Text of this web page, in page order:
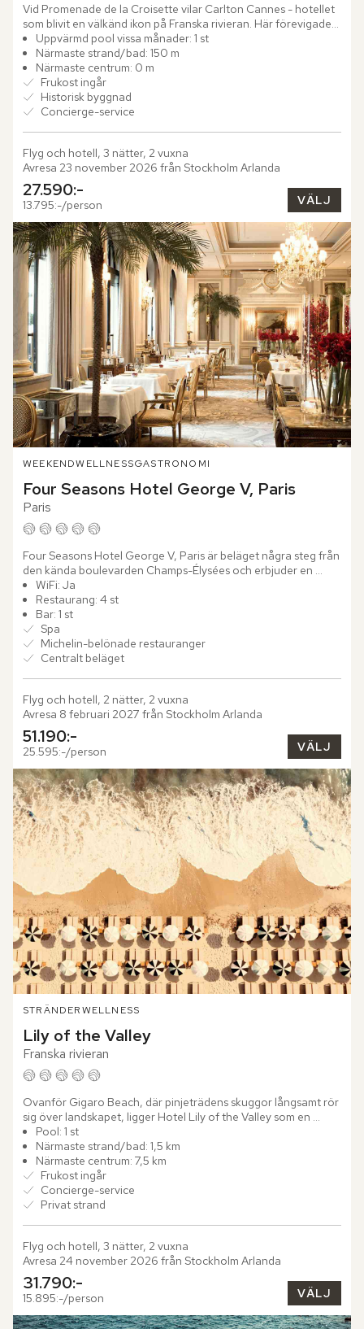
Vid Promenade de la Croisette vilar Carlton Cannes - hotellet
som blivit en välkänd ikon på Franska rivieran. Här förevigades
Grace Kelly och Cary Grants första filmkyss i Alfred...
Uppvärmd pool vissa månader: 1 st
Närmaste strand/bad: 150 m
Närmaste centrum: 0 m
Frukost ingår
Historisk byggnad
Concierge-service
Flyg och hotell, 3 nätter, 2 vuxna
Avresa 23 november 2026 från Stockholm Arlanda
27.590:-
13.795:-/person VÄLJ
WEEKENDWELLNESSGASTRONOMI
Four Seasons Hotel George V, Paris
Paris
Four Seasons Hotel George V, Paris är beläget några steg från
den kända boulevarden Champs-Élysées och erbjuder en
upplevelse av lyx och elegans i hjärtat av kärlekens stad.
Stig...
WiFi: Ja
Restaurang: 4 st
Bar: 1 st
Spa
Michelin-belönade restauranger
Centralt beläget
Flyg och hotell, 2 nätter, 2 vuxna
Avresa 8 februari 2027 från Stockholm Arlanda
51.190:-
25.595:-/person VÄLJ
STRÄNDERWELLNESS
Lily of the Valley
Franska rivieran
Ovanför Gigaro Beach, där pinjeträdens skuggor långsamt rör
sig över landskapet, ligger Hotel Lily of the Valley som en
stillsam utkiksplats över Saint-Tropez-halvöns tidlösa...
Pool: 1 st
Närmaste strand/bad: 1,5 km
Närmaste centrum: 7,5 km
Frukost ingår
Concierge-service
Privat strand
Flyg och hotell, 3 nätter, 2 vuxna
Avresa 24 november 2026 från Stockholm Arlanda
31.790:-
15.895:-/person VÄLJ